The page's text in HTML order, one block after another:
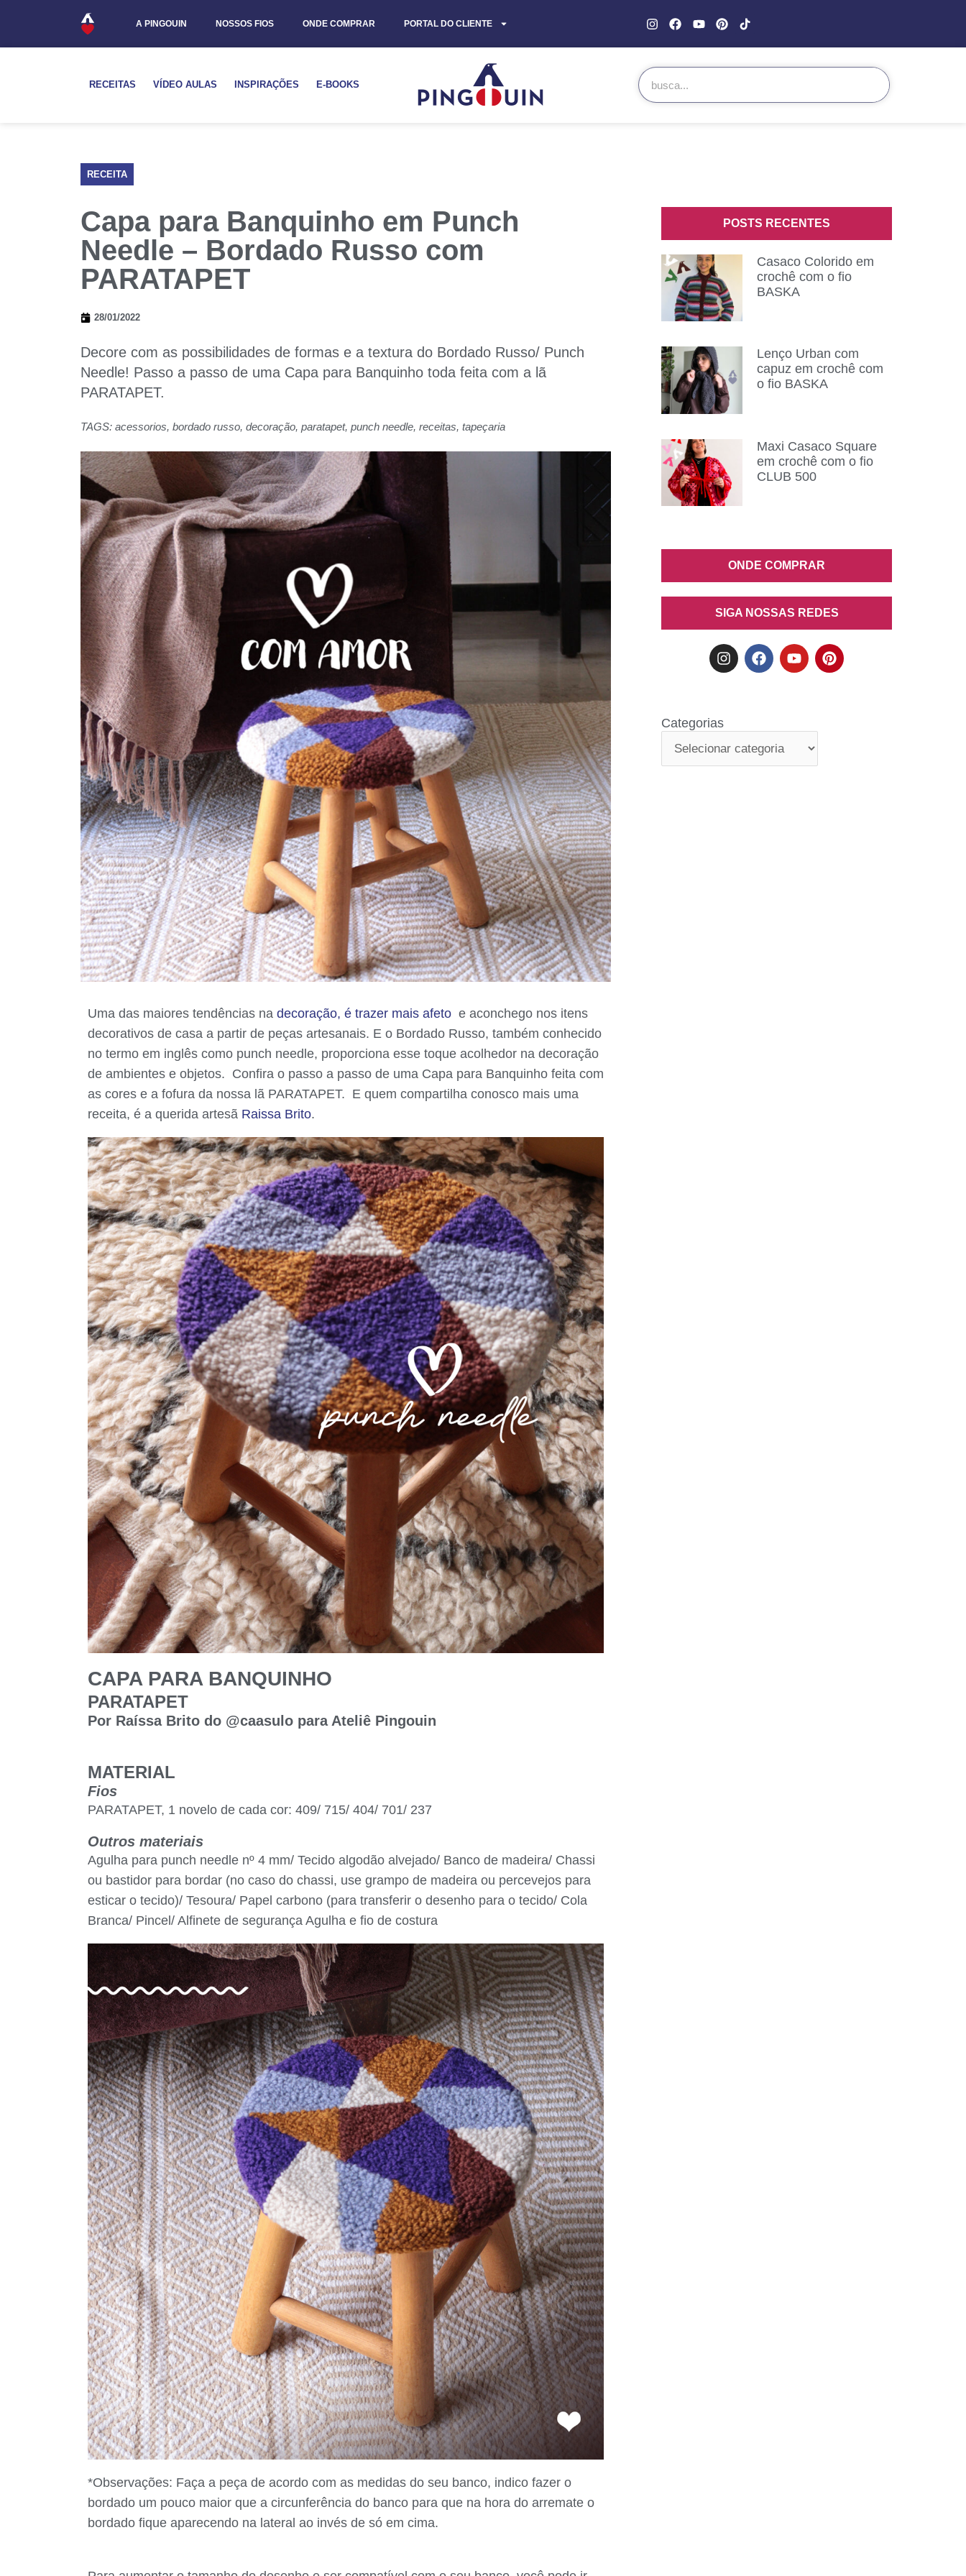
A PINGOUIN NOSSOS FIOS ONDE COMPRAR PORTAL DO CLIENTE
RECEITAS VÍDEO AULAS INSPIRAÇÕES E-BOOKS
RECEITA
Capa para Banquinho em Punch
Needle – Bordado Russo com
PARATAPET
28/01/2022
Decore com as possibilidades de formas e a textura do Bordado Russo/ Punch
Needle! Passo a passo de uma Capa para Banquinho toda feita com a lã
PARATAPET.
TAGS: acessorios, bordado russo, decoração, paratapet, punch needle, receitas, tapeçaria
Uma das maiores tendências na decoração, é trazer mais afeto e aconchego nos itens
decorativos de casa a partir de peças artesanais. E o Bordado Russo, também conhecido
no termo em inglês como punch needle, proporciona esse toque acolhedor na decoração
de ambientes e objetos. Confira o passo a passo de uma Capa para Banquinho feita com
as cores e a fofura da nossa lã PARATAPET. E quem compartilha conosco mais uma
receita, é a querida artesã Raissa Brito.
CAPA PARA BANQUINHO
PARATAPET
Por Raíssa Brito do @caasulo para Ateliê Pingouin
MATERIAL
Fios
PARATAPET, 1 novelo de cada cor: 409/ 715/ 404/ 701/ 237
Outros materiais
Agulha para punch needle nº 4 mm/ Tecido algodão alvejado/ Banco de madeira/ Chassi
ou bastidor para bordar (no caso do chassi, use grampo de madeira ou percevejos para
esticar o tecido)/ Tesoura/ Papel carbono (para transferir o desenho para o tecido/ Cola
Branca/ Pincel/ Alfinete de segurança Agulha e fio de costura
*Observações: Faça a peça de acordo com as medidas do seu banco, indico fazer o
bordado um pouco maior que a circunferência do banco para que na hora do arremate o
bordado fique aparecendo na lateral ao invés de só em cima.
POSTS RECENTES
Casaco Colorido em
crochê com o fio
BASKA
Lenço Urban com
capuz em crochê com
o fio BASKA
Maxi Casaco Square
em crochê com o fio
CLUB 500
ONDE COMPRAR
SIGA NOSSAS REDES
Categorias